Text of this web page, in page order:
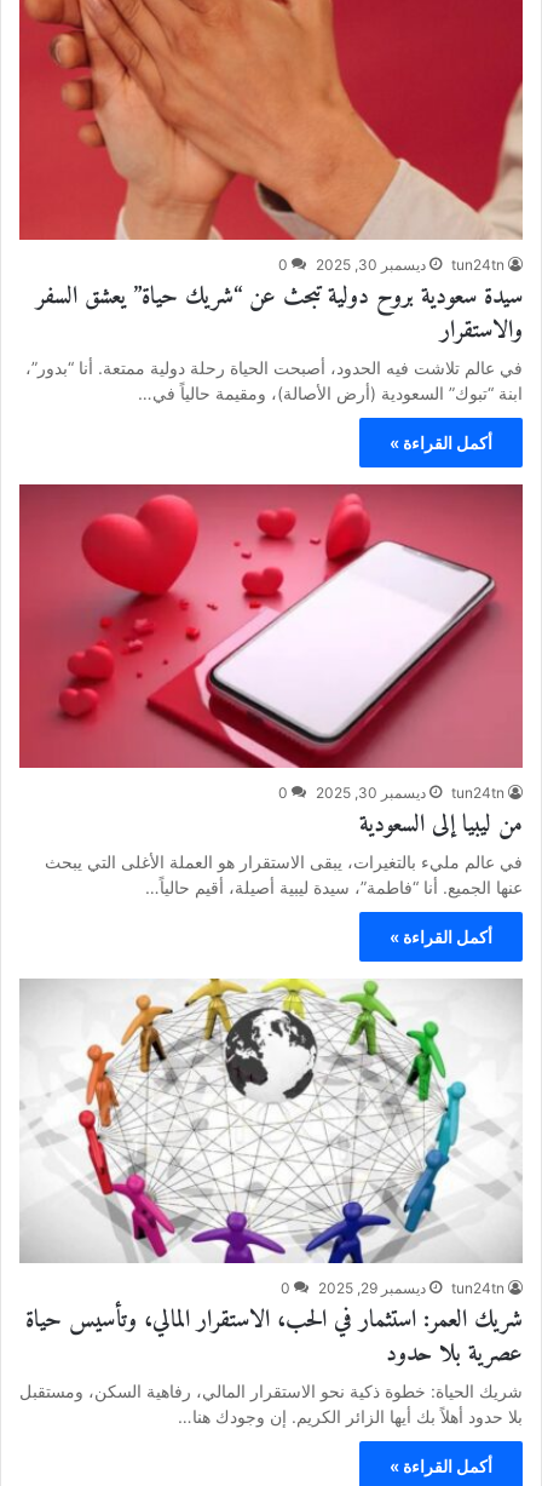
tun24tn ديسمبر 30, 2025 0
سيدة سعودية بروح دولية تبحث عن “شريك حياة” يعشق السفر
والاستقرار
في عالم تلاشت فيه الحدود، أصبحت الحياة رحلة دولية ممتعة. أنا “بدور”،
ابنة “تبوك” السعودية (أرض الأصالة)، ومقيمة حالياً في…
أكمل القراءة »
tun24tn ديسمبر 30, 2025 0
من ليبيا إلى السعودية
في عالم مليء بالتغيرات، يبقى الاستقرار هو العملة الأغلى التي يبحث
عنها الجميع. أنا “فاطمة”، سيدة ليبية أصيلة، أقيم حالياً…
أكمل القراءة »
tun24tn ديسمبر 29, 2025 0
شريك العمر: استثمار في الحب، الاستقرار المالي، وتأسيس حياة
عصرية بلا حدود
شريك الحياة: خطوة ذكية نحو الاستقرار المالي، رفاهية السكن، ومستقبل
بلا حدود أهلاً بك أيها الزائر الكريم. إن وجودك هنا…
أكمل القراءة »